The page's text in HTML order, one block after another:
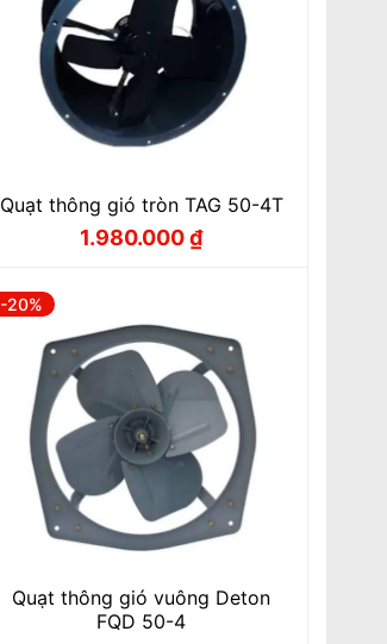
Quạt thông gió tròn TAG 50-4T
Giá
1.980.000₫
Giá
-20%
Quạt thông gió vuông Deton
FQD 50-4